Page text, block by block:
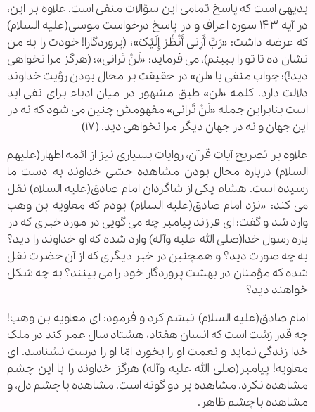
بدیهی است که پاسخ تمامی این سؤالات منفی است. علاوه بر این،
در آیه ۱۴۳ سوره اعراف و در پاسخ درخواست موسی(علیه السلام)
که عرضه داشت: «رَبِّ أَرِنی‌ أَنْظُرْ إِلَیْکَ»؛ (پروردگارا! خودت را به من
نشان ده تا تو را ببینم)، می فرماید: «لَنْ تَرانی»؛ (هرگز مرا نخواهی
دید!)؛ جواب منفی با «لن» در حقیقت بر محال بودن رؤیت خداوند
دلالت دارد. کلمه «لن» طبق مشهور در میان ادباء برای نفی ابد
است بنابراین جمله «لَنْ تَرانی» مفهومش چنین می شود که نه در
این جهان و نه در جهان دیگر مرا نخواهی دید. (۱۷)
علاوه بر تصریح آیات قرآن، روایات بسیاری نیز از ائمه اطهار(علیهم
السلام) درباره محال بودن مشاهده حسّی خداوند به دست ما
رسیده است. هشام یکی از شاگردان امام صادق(علیه السلام) نقل
می کند: «نزد امام صادق(علیه السلام) بودم که معاویه بن وهب
وارد شد و گفت: ای فرزند پیامبر چه می‌ گویی در مورد خبری که در
باره رسول خدا(صلی الله علیه وآله) وارد شده که او خداوند را دید؟
به چه صورت دید؟ و همچنین در خبر دیگری که از آن حضرت نقل
شده که مؤمنان در بهشت پروردگار خود را می بینند؟ به چه شکل
خواهند دید؟
امام صادق(علیه السلام) تبسّم کرد و فرمود: ای معاویه بن وهب!
چه قدر زشت است که انسان هفتاد، هشتاد سال عمر کند در ملک
خدا زندگی نماید و نعمت او را بخورد امّا او را درست نشناسد. ای
معاویه! پیامبر(صلی الله علیه وآله) هرگز خداوند را با این چشم
مشاهده نکرد. مشاهده بر دو گونه است. مشاهده با چشم دل، و
مشاهده با چشم ظاهر.